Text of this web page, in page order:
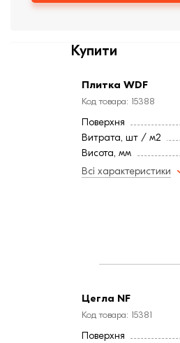
Купити
Плитка WDF
Код товара: 15388
Поверхня
Витрата, шт / м2
Висота, мм
Довжина, мм
Всі характеристики
Цегла NF
Код товара: 15381
Поверхня